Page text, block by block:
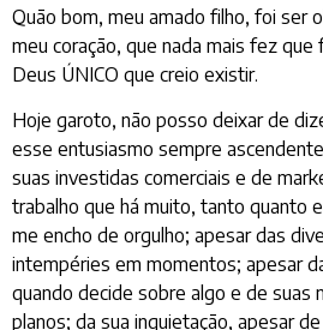
Quão bom, meu amado filho, foi ser
meu coração, que nada mais fez que
Deus ÚNICO que creio existir.
Hoje garoto, não posso deixar de
esse entusiasmo sempre
suas investidas comerciais e de
trabalho que há muito, tanto quanto
me encho de orgulho; apesar das
intempéries em momentos; apesar
quando decide sobre algo e de suas
planos; da sua inquietação, apesar